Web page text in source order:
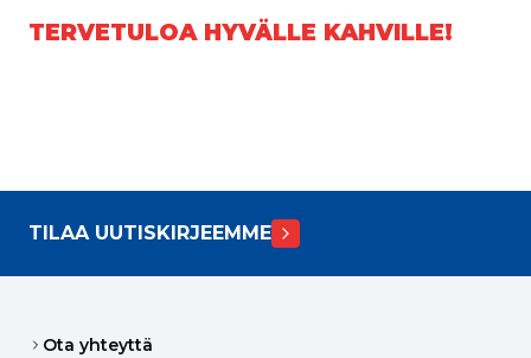
TERVETULOA HYVÄLLE KAHVILLE!
TILAA UUTISKIRJEEMME
Ota yhteyttä